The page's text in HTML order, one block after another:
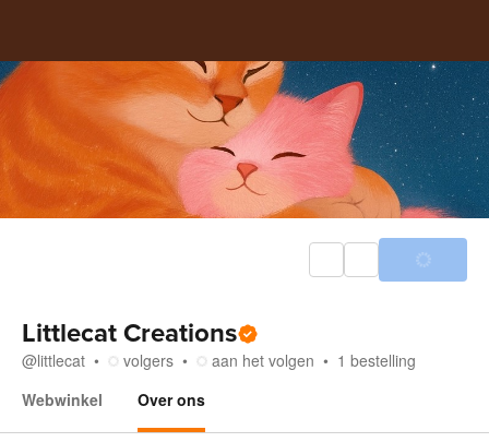
Littlecat Creations
@littlecat volgers aan het volgen 1 bestelling
Webwinkel
Over ons